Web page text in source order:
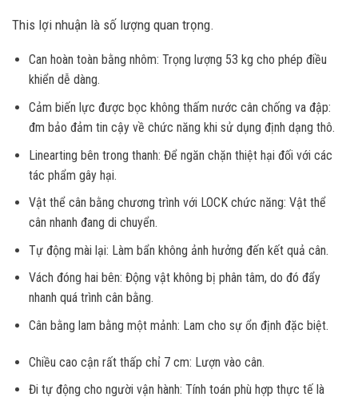
This lợi nhuận là số lượng quan trọng.
Can hoàn toàn bằng nhôm: Trọng lượng 53 kg cho phép điều
khiển dễ dàng.
Cảm biến lực được bọc không thấm nước cân chống va đập:
đm bảo đảm tin cậy về chức năng khi sử dụng định dạng thô.
Linearting bên trong thanh: Để ngăn chặn thiệt hại đối với các
tác phẩm gây hại.
Vật thể cân bằng chương trình với LOCK chức năng: Vật thể
cân nhanh đang di chuyển.
Tự động mài lại: Làm bẩn không ảnh hưởng đến kết quả cân.
Vách đóng hai bên: Động vật không bị phân tâm, do đó đẩy
nhanh quá trình cân bằng.
Cân bằng lam bằng một mảnh: Lam cho sự ổn định đặc biệt.
Chiều cao cận rất thấp chỉ 7 cm: Lượn vào cân.
Đi tự động cho người vận hành: Tính toán phù hợp thực tế là